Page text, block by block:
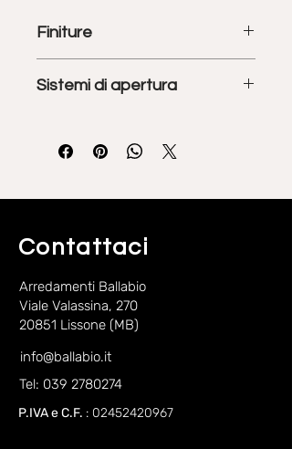
Finiture
legno(decapé beige,decapé azzurro,
creta).
Sistemi di apertura
maniglia esternaoppure dei
Contattaci
Arredamenti Ballabio
Viale Valassina, 270
20851 Lissone (MB)
info@ballabio.it
Tel: 039 2780274
P.IVA e C.F. : 02452420967